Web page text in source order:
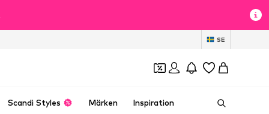
SE
Scandi Styles Märken Inspiration